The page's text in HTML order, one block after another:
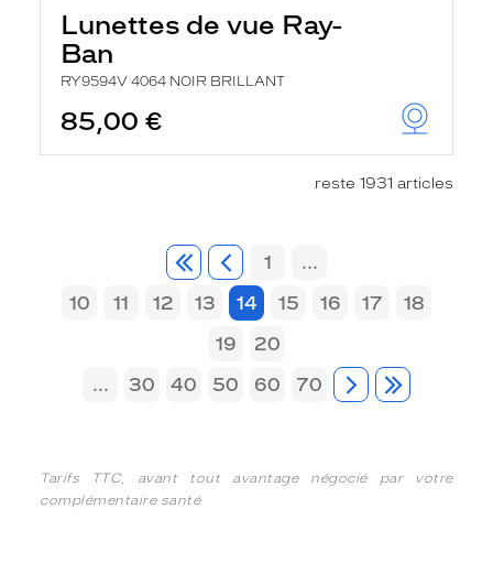
Lunettes de vue Ray-
Ban
RY9594V 4064 NOIR BRILLANT
85,00 €
reste 1931 articles
1
...
10
11 12 13 14 15 16 17
18
19
20
...
30 40 50 60 70
Tarifs TTC, avant tout avantage négocié par votre
complémentaire santé